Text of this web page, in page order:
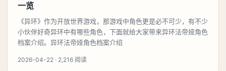
一览
《异环》作为开放世界游戏，那游戏中角色更是必不可少，有不少
小伙伴好奇异环中有哪些角色，下面就给大家带来异环法帝娅角色
档案介绍。异环法帝娅角色档案介绍
2026-04-22 · 2,216 阅读